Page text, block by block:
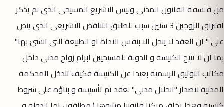
من فلسفة القانون المدنى وليس التشريع المسيحى الذى لم يذكر
افتراق الزوجين 3 سنين سبب للطلاق التناقض التشريعى الذى ينص
على " ان العقد لا ينحل الا بنفس الاداة او الطبيعة التى انشئ بها"
بما ان لا تتيح الكنيسة و الدولة للمسيحيين ابرام زواج مدنى داخل
مكاتب التوثيق الرسمية بعيدا عن الكنيسة فكيف تتدخل المحكمة
المدنية لاصدار "انحلال مدنى" لعقد تم تأسيسه و بناؤه على شروط